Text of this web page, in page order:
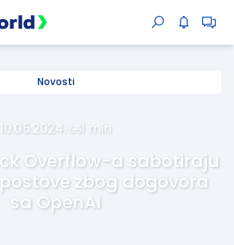
Novosti
10.05.2024. 1 min
Overflow-a sabotiraju
zbog dogovora
sa OpenAI